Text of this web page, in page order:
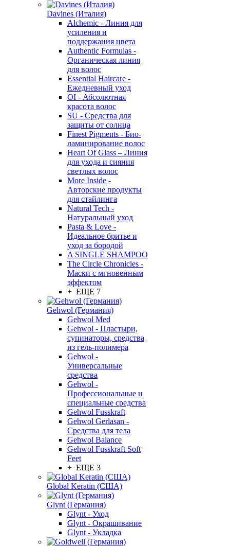
Davines (Италия)
Alchemic - Линия для
усиления и
поддержания цвета
Authentic Formulas -
Органическая линия
для волос
Essential Haircare -
Eжедневный уход
OI - Абсолютная
красота волос
SU - Средства для
защиты от солнца
Finest Pigments - Био-
ламинирование волос
Heart Of Glass – Линия
для ухода и сияния
светлых волос
More Inside -
Авторские продукты
для стайлинга
Natural Tech -
Натуральный уход
Pasta & Love -
Идеальное бритье и
уход за бородой
A SINGLE SHAMPOO
The Circle Chronicles -
Маски с мгновенным
эффектом
+ ЕЩЕ 7
Gehwol (Германия)
Gehwol Med
Gehwol - Пластыри,
супинаторы, средства
из гель-полимера
Gehwol -
Универсальные
средства
Gehwol -
Профессиональные и
специальные средства
Gehwol Fusskraft
Gehwol Gerlasan -
Средства для тела
Gehwol Balance
Gehwol Fusskraft Soft
Feet
+ ЕЩЕ 3
Global Keratin (США)
Glynt (Германия)
Glynt - Уход
Glynt - Окрашивание
Glynt - Укладка